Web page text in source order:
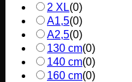
2 XL(0)
A1,5(0)
A2,5(0)
130 cm(0)
140 cm(0)
160 cm(0)